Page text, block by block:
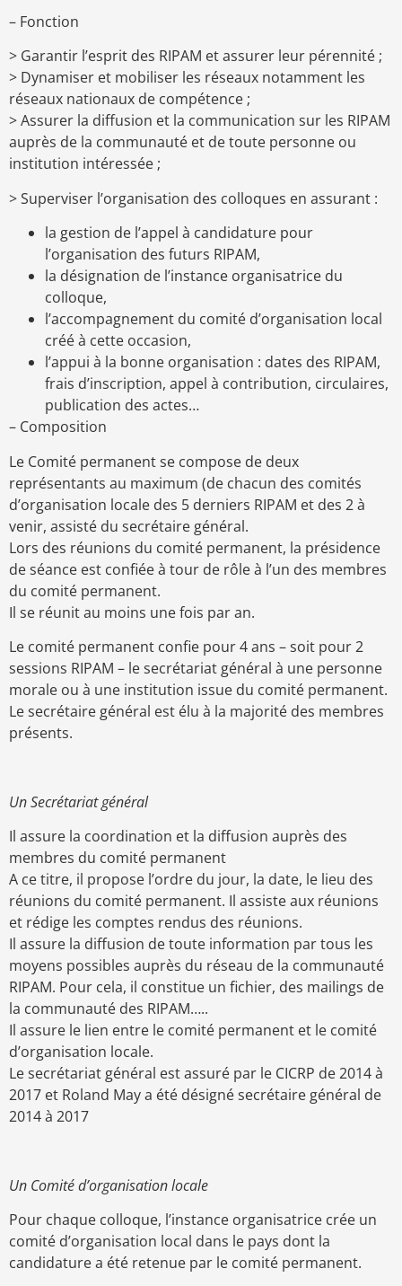
– Fonction
> Garantir l’esprit des RIPAM et assurer leur pérennité ;
> Dynamiser et mobiliser les réseaux notamment les
réseaux nationaux de compétence ;
> Assurer la diffusion et la communication sur les RIPAM
auprès de la communauté et de toute personne ou
institution intéressée ;
> Superviser l’organisation des colloques en assurant :
la gestion de l’appel à candidature pour
l’organisation des futurs RIPAM,
la désignation de l’instance organisatrice du
colloque,
l’accompagnement du comité d’organisation local
créé à cette occasion,
l’appui à la bonne organisation : dates des RIPAM,
frais d’inscription, appel à contribution, circulaires,
publication des actes…
– Composition
Le Comité permanent se compose de deux
représentants au maximum (de chacun des comités
d’organisation locale des 5 derniers RIPAM et des 2 à
venir, assisté du secrétaire général.
Lors des réunions du comité permanent, la présidence
de séance est confiée à tour de rôle à l’un des membres
du comité permanent.
Il se réunit au moins une fois par an.
Le comité permanent confie pour 4 ans – soit pour 2
sessions RIPAM – le secrétariat général à une personne
morale ou à une institution issue du comité permanent.
Le secrétaire général est élu à la majorité des membres
présents.
Un Secrétariat général
Il assure la coordination et la diffusion auprès des
membres du comité permanent
A ce titre, il propose l’ordre du jour, la date, le lieu des
réunions du comité permanent. Il assiste aux réunions
et rédige les comptes rendus des réunions.
Il assure la diffusion de toute information par tous les
moyens possibles auprès du réseau de la communauté
RIPAM. Pour cela, il constitue un fichier, des mailings de
la communauté des RIPAM…..
Il assure le lien entre le comité permanent et le comité
d’organisation locale.
Le secrétariat général est assuré par le CICRP de 2014 à
2017 et Roland May a été désigné secrétaire général de
2014 à 2017
Un Comité d’organisation locale
Pour chaque colloque, l’instance organisatrice crée un
comité d’organisation local dans le pays dont la
candidature a été retenue par le comité permanent.